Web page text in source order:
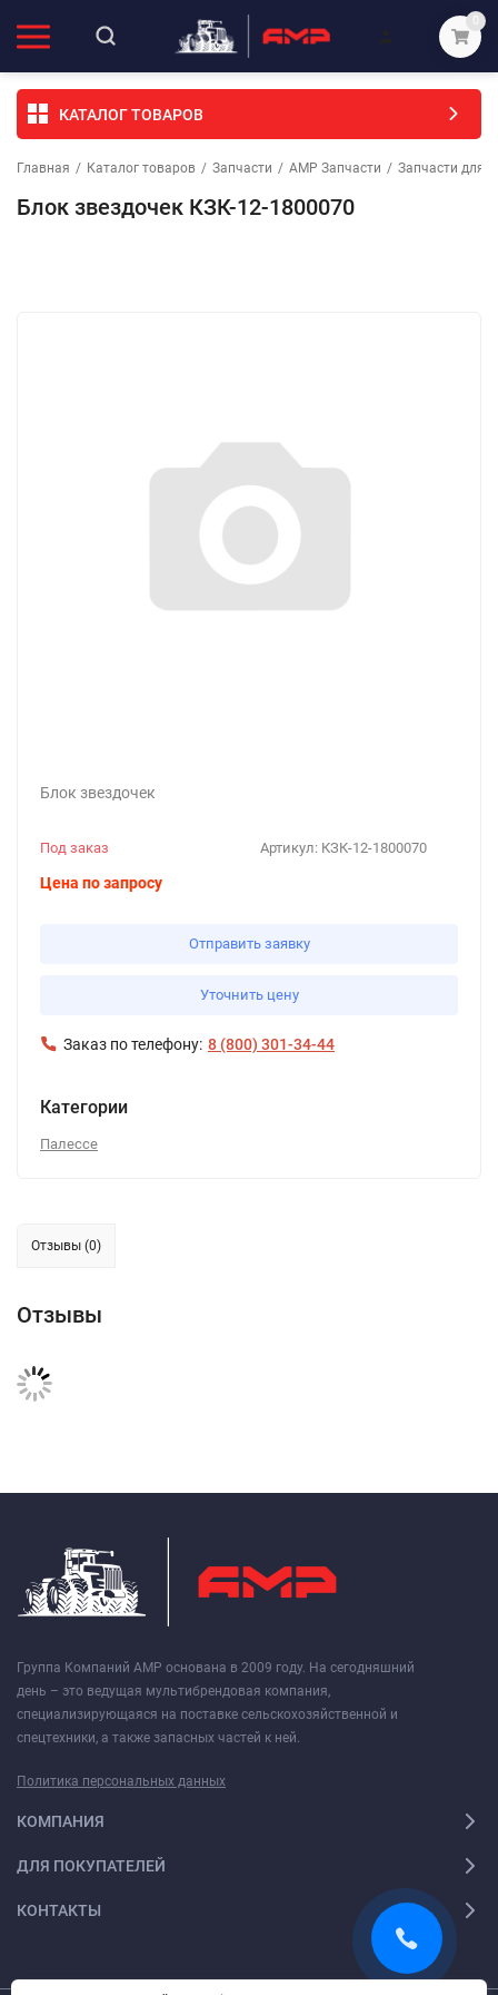
0
КАТАЛОГ ТОВАРОВ
Главная / Каталог товаров / Запчасти / АМР Запчасти / Запчасти для
Блок звездочек КЗК-12-1800070
Блок звездочек
Артикул: КЗК-12-1800070
Под заказ
Цена по запросу
Отправить заявку
Уточнить цену
Заказ по телефону: 8 (800) 301-34-44
Категории
Палессе
Отзывы (0)
Отзывы
Группа Компаний АМР основана в 2009 году. На сегодняшний
день – это ведущая мультибрендовая компания,
специализирующаяся на поставке сельскохозяйственной и
спецтехники, а также запасных частей к ней.
Политика персональных данных
КОМПАНИЯ
ДЛЯ ПОКУПАТЕЛЕЙ
КОНТАКТЫ